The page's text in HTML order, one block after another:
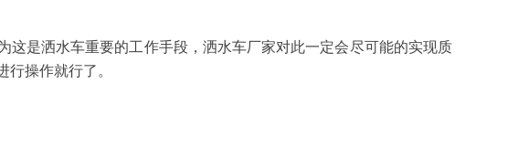
这是洒水车重要的工作手段，洒水车厂家对此一定会尽可能的实现质
操作就行了。